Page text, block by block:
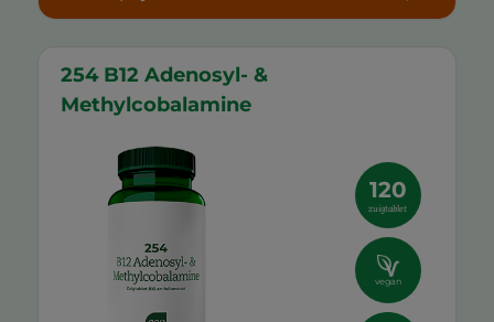
254 B12 Adenosyl- &
Methylcobalamine
120
zuigtablet
vegan